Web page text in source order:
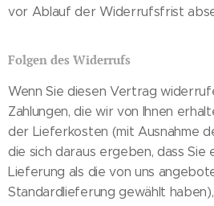
vor Ablauf der Widerrufsfrist
Folgen des Widerrufs
Wenn Sie diesen Vertrag
Zahlungen, die wir von Ihnen
der Lieferkosten (mit Ausnahme
die sich daraus ergeben, dass
Lieferung als die von uns
Standardlieferung gewählt